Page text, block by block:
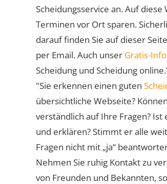
Scheidungsservice an. Auf
Terminen vor Ort sparen.
darauf finden Sie auf dieser
per Email. Auch unser Gratis-
Scheidung und Scheidung
"Sie erkennen einen guten
übersichtliche Webseite?
verständlich auf Ihre Fragen?
und erklären? Stimmt er alle
Fragen nicht mit „ja“
Nehmen Sie ruhig Kontakt zu
von Freunden und Bekannten,